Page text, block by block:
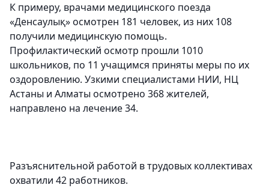
К примеру, врачами медицинского поезда
«Денсаулық» осмотрен 181 человек, из них 108
получили медицинскую помощь.
Профилактический осмотр прошли 1010
школьников, по 11 учащимся приняты меры по их
оздоровлению. Узкими специалистами НИИ, НЦ
Астаны и Алматы осмотрено 368 жителей,
направлено на лечение 34.
Разъяснительной работой в трудовых коллективах
охватили 42 работников.